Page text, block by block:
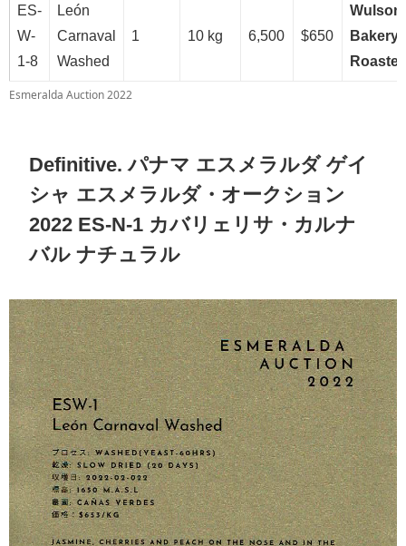
ES-
W-
1-8
León
Carnaval
Washed
1 10 kg 6,500 $650
Bakery
Esmeralda Auction 2022
Definitive. パナマ エスメラルダ ゲイ
シャ エスメラルダ・オークション
2022 ES-N-1 カバリェリサ・カルナ
バル ナチュラル